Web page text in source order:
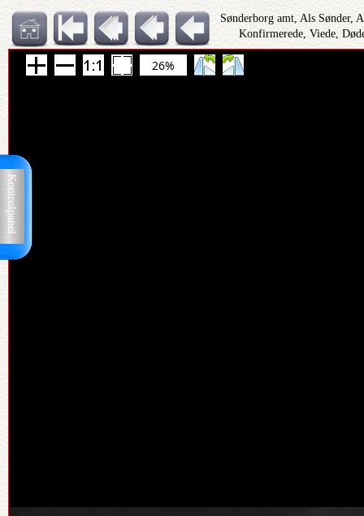
Kontrolpanel
Sønderborg amt, Als Sønder,
Konfirmerede, Viede,
26%